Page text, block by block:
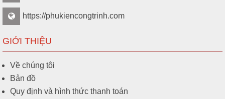
https://phukiencongtrinh.com
GIỚI THIỆU
Về chúng tôi
Bản đồ
Quy định và hình thức thanh toán